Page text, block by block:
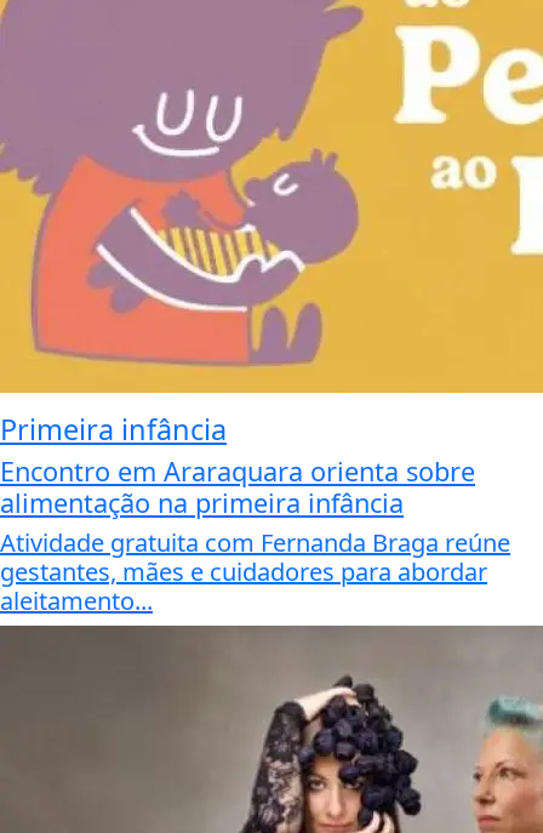
Primeira infância
Encontro em Araraquara orienta sobre
alimentação na primeira infância
Atividade gratuita com Fernanda Braga reúne
gestantes, mães e cuidadores para abordar
aleitamento...